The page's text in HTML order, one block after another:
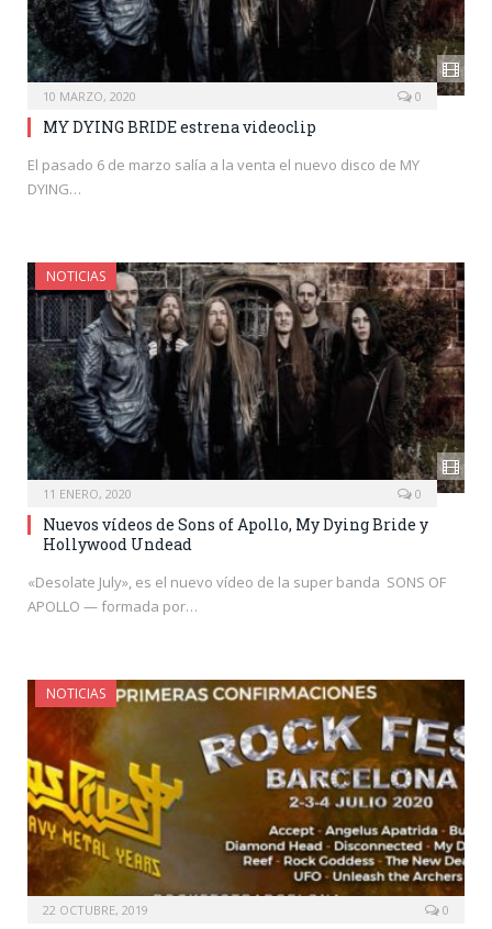
10 MARZO, 2020 0
MY DYING BRIDE estrena videoclip
El pasado 6 de marzo salía a la venta el nuevo disco de MY
DYING…
NOTICIAS
11 ENERO, 2020 0
Nuevos vídeos de Sons of Apollo, My Dying Bride y
Hollywood Undead
«Desolate July», es el nuevo vídeo de la super banda SONS OF
APOLLO — formada por…
NOTICIAS
22 OCTUBRE, 2019 0